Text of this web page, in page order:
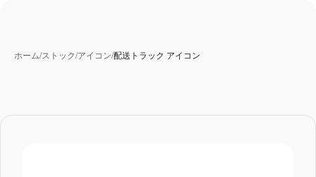
ホーム/ストック/アイコン/配送トラック アイコン